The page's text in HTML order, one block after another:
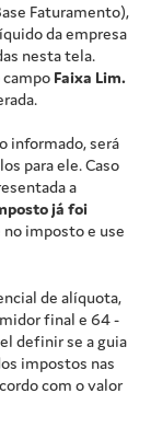
Faturamento),
da empresa
nesta tela.
campo Faixa Lim.
informado, será
para ele. Caso
a
já foi
no imposto e use
de alíquota,
final e 64 -
definir se a guia
impostos nas
com o valor